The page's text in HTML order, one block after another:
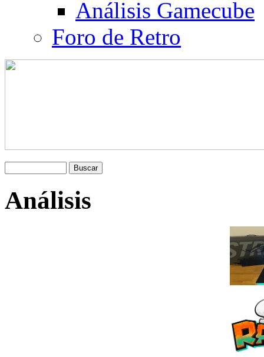
Análisis Gamecube
Foro de Retro
Análisis